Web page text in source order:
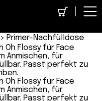
> Primer-Nachfülldose